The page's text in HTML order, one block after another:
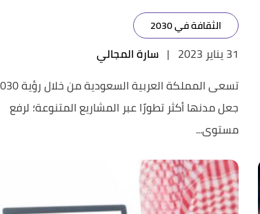
الثقافة في 2030
31 يناير 2023 | سارة المجالي
جعل مدنها أكثر تطورًا عبر المشاريع المتنوعة؛ لرفع
مستوى...